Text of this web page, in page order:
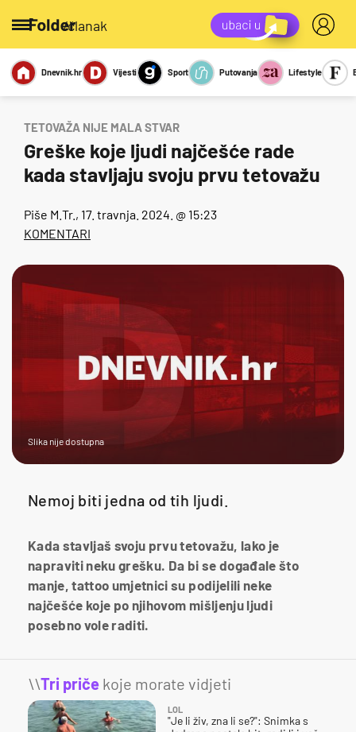
/članak
Miks Kviz
Report
Sexy
Dnevnik.hr Vijesti Sport Putovanja Lifestyle
TETOVAŽA NIJE MALA STVAR
Greške koje ljudi najčešće rade
kada stavljaju svoju prvu tetovažu
Piše M.Tr. , 17. travnja. 2024. @ 15:23
KOMENTARI
Slika nije dostupna
Nemoj biti jedna od tih ljudi.
Kada stavljaš svoju prvu tetovažu, lako je
napraviti neku grešku. Da bi se događale što
manje, tattoo umjetnici su podijelili neke
najčešće koje po njihovom mišljenju ljudi
posebno vole raditi.
\\Tri priče koje morate vidjeti
LOL
"Je li živ, zna li se?": Snimka s